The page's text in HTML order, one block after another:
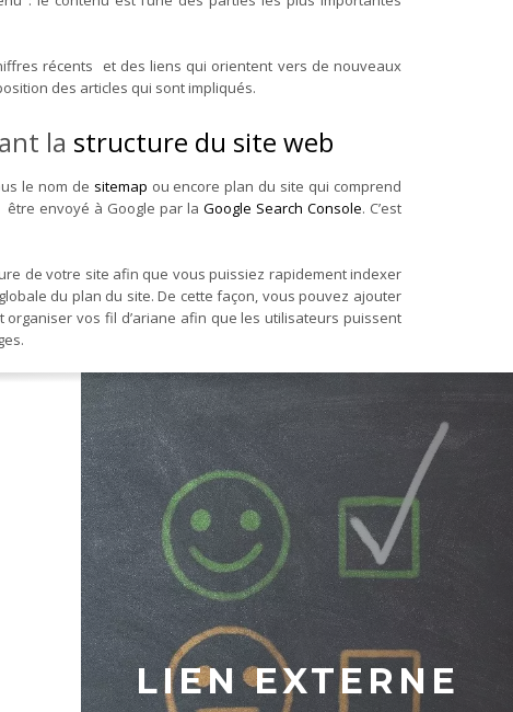
récents et des liens qui orientent vers de nouveaux
des articles qui sont impliqués.
la structure du site web
le nom de sitemap ou encore plan du site qui comprend
envoyé à Google par la Google Search Console. C’est
de votre site afin que vous puissiez rapidement indexer
du plan du site. De cette façon, vous pouvez ajouter
vos fil d’ariane afin que les utilisateurs puissent
LIEN EXTERNE